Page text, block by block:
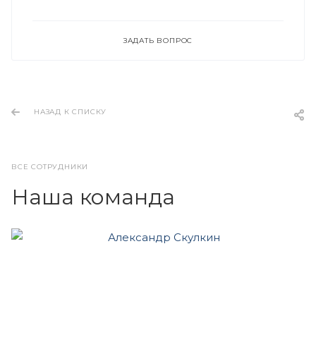
ЗАДАТЬ ВОПРОС
НАЗАД К СПИСКУ
ВСЕ СОТРУДНИКИ
Наша команда